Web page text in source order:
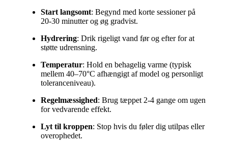
Start langsomt: Begynd med korte sessioner på
20-30 minutter og øg gradvist.
Hydrering: Drik rigeligt vand før og efter for at
støtte udrensning.
Temperatur: Hold en behagelig varme (typisk
mellem 40–70°C afhængigt af model og personligt
toleranceniveau).
Regelmæssighed: Brug tæppet 2-4 gange om ugen
for vedvarende effekt.
Lyt til kroppen: Stop hvis du føler dig utilpas eller
overophedet.